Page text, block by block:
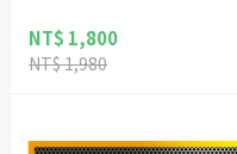
NT$ 1,800
NT$ 1,980